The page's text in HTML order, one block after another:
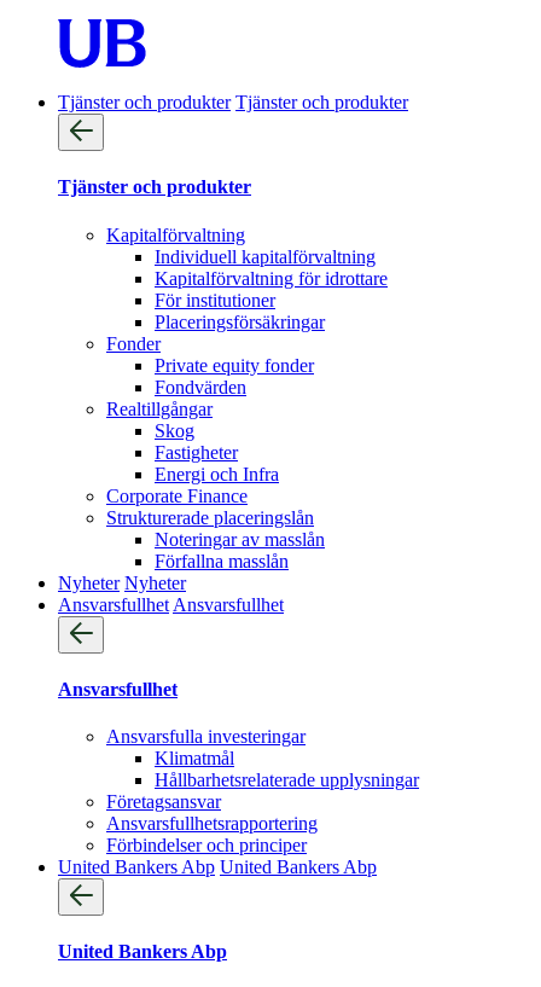
Tjänster och produkter Tjänster och produkter
Tjänster och produkter
Kapitalförvaltning
Individuell kapitalförvaltning
Kapitalförvaltning för idrottare
För institutioner
Placeringsförsäkringar
Fonder
Private equity fonder
Fondvärden
Realtillgångar
Skog
Fastigheter
Energi och Infra
Corporate Finance
Strukturerade placeringslån
Noteringar av masslån
Förfallna masslån
Nyheter Nyheter
Ansvarsfullhet Ansvarsfullhet
Ansvarsfullhet
Ansvarsfulla investeringar
Klimatmål
Hållbarhetsrelaterade upplysningar
Företagsansvar
Ansvarsfullhets­rapportering
Förbindelser och principer
United Bankers Abp United Bankers Abp
United Bankers Abp